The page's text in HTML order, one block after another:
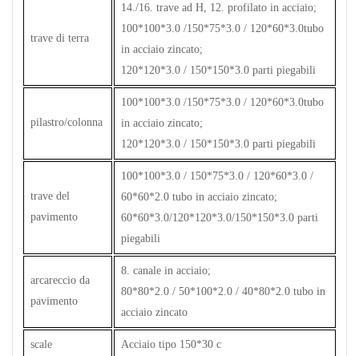
trave di terra
14./16. trave ad H, 12. profilato in acciaio;
100*100*3.0 /150*75*3.0 / 120*60*3.0tubo
in acciaio zincato;
120*120*3.0 / 150*150*3.0 parti piegabili
pilastro/colonna
100*100*3.0 /150*75*3.0 / 120*60*3.0tubo
in acciaio zincato;
120*120*3.0 / 150*150*3.0 parti piegabili
trave del
pavimento
100*100*3.0 / 150*75*3.0 / 120*60*3.0 /
60*60*2.0 tubo in acciaio zincato;
60*60*3.0/120*120*3.0/150*150*3.0 parti
piegabili
arcareccio da
pavimento
8. canale in acciaio;
80*80*2.0 / 50*100*2.0 / 40*80*2.0 tubo in
acciaio zincato
scale Acciaio tipo 150*30 c